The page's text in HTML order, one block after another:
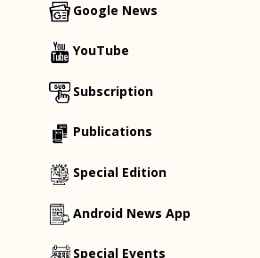
Google News
YouTube
Subscription
Publications
Special Edition
Android News App
Special Events